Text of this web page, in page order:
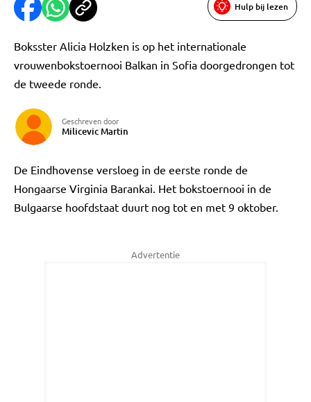
Hulp bij lezen
Boksster Alicia Holzken is op het internationale
vrouwenbokstoernooi Balkan in Sofia doorgedrongen tot
de tweede ronde.
Geschreven door
Milicevic Martin
De Eindhovense versloeg in de eerste ronde de
Hongaarse Virginia Barankai. Het bokstoernooi in de
Bulgaarse hoofdstaat duurt nog tot en met 9 oktober.
Advertentie